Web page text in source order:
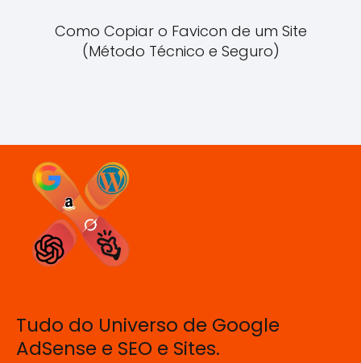
Como Copiar o Favicon de um Site
(Método Técnico e Seguro)
Tudo do Universo de Google
AdSense e SEO e Sites.